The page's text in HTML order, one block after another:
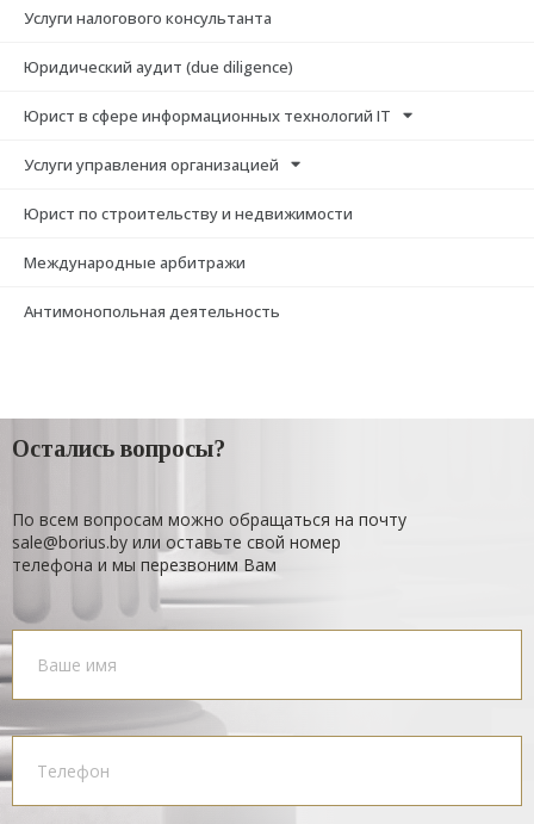
Услуги налогового консультанта
Юридический аудит (due diligence)
Юрист в сфере информационных технологий IT
Услуги управления организацией
Юрист по строительству и недвижимости
Международные арбитражи
Антимонопольная деятельность
Остались вопросы?
По всем вопросам можно обращаться на почту
sale@borius.by или оставьте свой номер
телефона и мы перезвоним Вам